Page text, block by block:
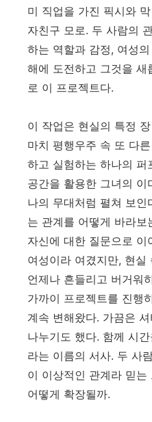
미 직업을 가진 픽시와
자친구 모로. 두 사람의
하는 역할과 감정, 여성
해에 도전하고 그것을
로 이 프로젝트다.
이 작업은 현실의 특정
마치 평행우주 속 또 다
하고 실험하는 하나의 퍼
공간을 활용한 그녀의
나의 무대처럼 펼쳐 보인
는 관계를 어떻게 바라보
자신에 대한 질문으로
여성이라 여겼지만, 현실
언제나 흔들리고 버거워
가까이 프로젝트를 진행
계속 변해왔다. 가끔은
나누기도 했다. 함께 시
라는 이름의 서사. 두 사
이 이상적인 관계라 믿
어떻게 확장될까.